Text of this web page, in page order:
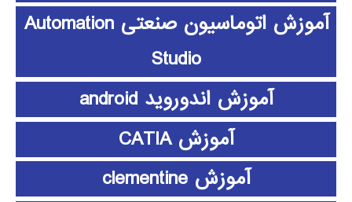
آموزش اتوماسیون صنعتی Automation
Studio
آموزش اندوروید android
آموزش CATIA
آموزش clementine